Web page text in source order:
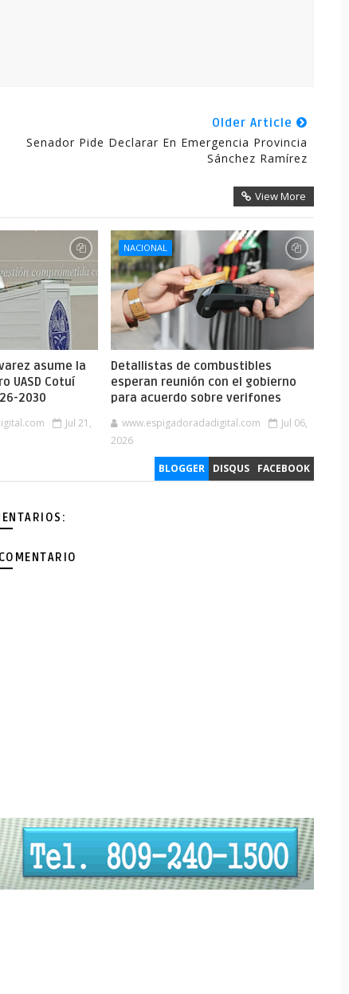
Older Article
Senador Pide Declarar En Emergencia Provincia
Sánchez Ramírez
View More
asume la
UASD Cotuí
2030
Jul 21,
NACIONAL
Detallistas de combustibles
esperan reunión con el gobierno
para acuerdo sobre verifones
www.espigadoradadigital.com
Jul 06,
2026
BLOGGER DISQUS FACEBOOK